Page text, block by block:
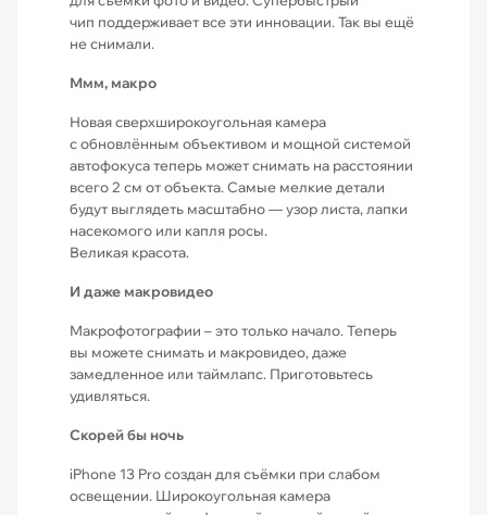
чип поддерживает все эти инновации. Так вы ещё
не снимали.
Ммм, макро
Новая сверхширокоугольная камера
с обновлённым объективом и мощной системой
автофокуса теперь может снимать на расстоянии
всего 2 см от объекта. Самые мелкие детали
будут выглядеть масштабно — узор листа, лапки
насекомого или капля росы.
Великая красота.
И даже макровидео
Макрофотографии – это только начало. Теперь
вы можете снимать и макровидео, даже
замедленное или таймлапс. Приготовьтесь
удивляться.
Скорей бы ночь
iPhone 13 Pro создан для съёмки при слабом
освещении. Широкоугольная камера